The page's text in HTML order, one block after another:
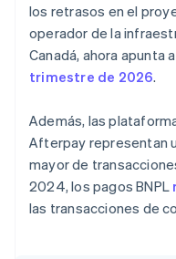
los retrasos en el
operador de la
Canadá, ahora apunta
trimestre de 2026.
Además, las
Afterpay representan
mayor de
2024, los pagos BNPL
las transacciones de